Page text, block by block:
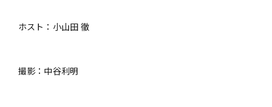
ホスト：小山田 徹
撮影：中谷利明